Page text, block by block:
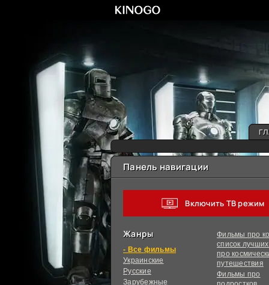
Панель навигации
Включить ТВ режим
Жанры
фильмы
Украинcкие
Русские
Зарубежные
Фильмы про
список
про
путешествия
Фильмы про